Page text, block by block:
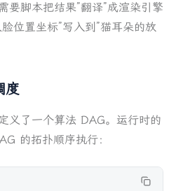
要脚本把结果”翻译”成渲染引擎
位置坐标”写入到”猫耳朵的放
度
义了一个算法 DAG。运行时的
的拓扑顺序执行：